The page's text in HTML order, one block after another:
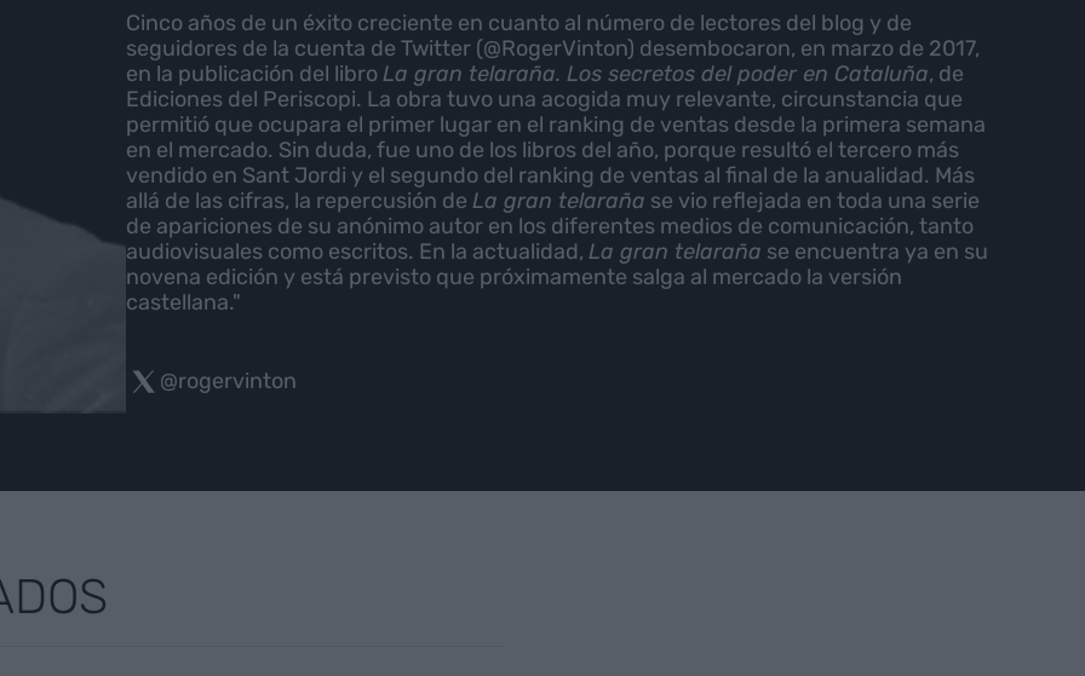
Cinco años de un éxito creciente en cuanto al número de lectores del blog y de
seguidores de la cuenta de Twitter (@RogerVinton) desembocaron, en marzo de 2017,
en la publicación del libroLa gran telaraña. Los secretos del poder en Cataluña, de
Ediciones del Periscopi. La obra tuvo una acogida muy relevante, circunstancia que
permitió que ocupara el primer lugar en el ranking de ventas desde la primera semana
en el mercado. Sin duda, fue uno de los libros del año, porque resultó el tercero más
vendido en Sant Jordi y el segundo del ranking de ventas al final de la anualidad. Más
allá de las cifras, la repercusión de La gran telaraña se vio reflejada en toda una serie
de apariciones de su anónimo autor en los diferentes medios de comunicación, tanto
audiovisuales como escritos. En la actualidad, La gran telaraña se encuentra ya en su
novena edición y está previsto que próximamente salga al mercado la versión
castellana."
@rogervinton